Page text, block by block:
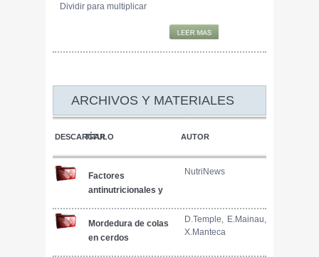
Dividir para multiplicar
ARCHIVOS Y MATERIALES
DESCARGAR
TÍTULO AUTOR
Factores
antinutricionales y
de la soja
NutriNews
Mordedura de colas
en cerdos
D.Temple, E.Mainau,
X.Manteca